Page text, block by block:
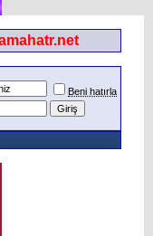
Beni hatırla